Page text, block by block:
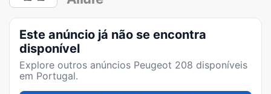
Este anúncio já não se encontra
disponível
Explore outros anúncios Peugeot 208 disponíveis
em Portugal.